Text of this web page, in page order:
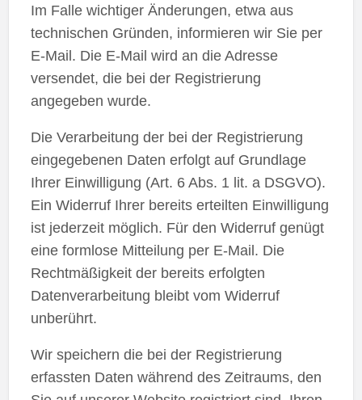
Im Falle wichtiger Änderungen, etwa aus
technischen Gründen, informieren wir Sie per
E-Mail. Die E-Mail wird an die Adresse
versendet, die bei der Registrierung
angegeben wurde.
Die Verarbeitung der bei der Registrierung
eingegebenen Daten erfolgt auf Grundlage
Ihrer Einwilligung (Art. 6 Abs. 1 lit. a DSGVO).
Ein Widerruf Ihrer bereits erteilten Einwilligung
ist jederzeit möglich. Für den Widerruf genügt
eine formlose Mitteilung per E-Mail. Die
Rechtmäßigkeit der bereits erfolgten
Datenverarbeitung bleibt vom Widerruf
unberührt.
Wir speichern die bei der Registrierung
erfassten Daten während des Zeitraums, den